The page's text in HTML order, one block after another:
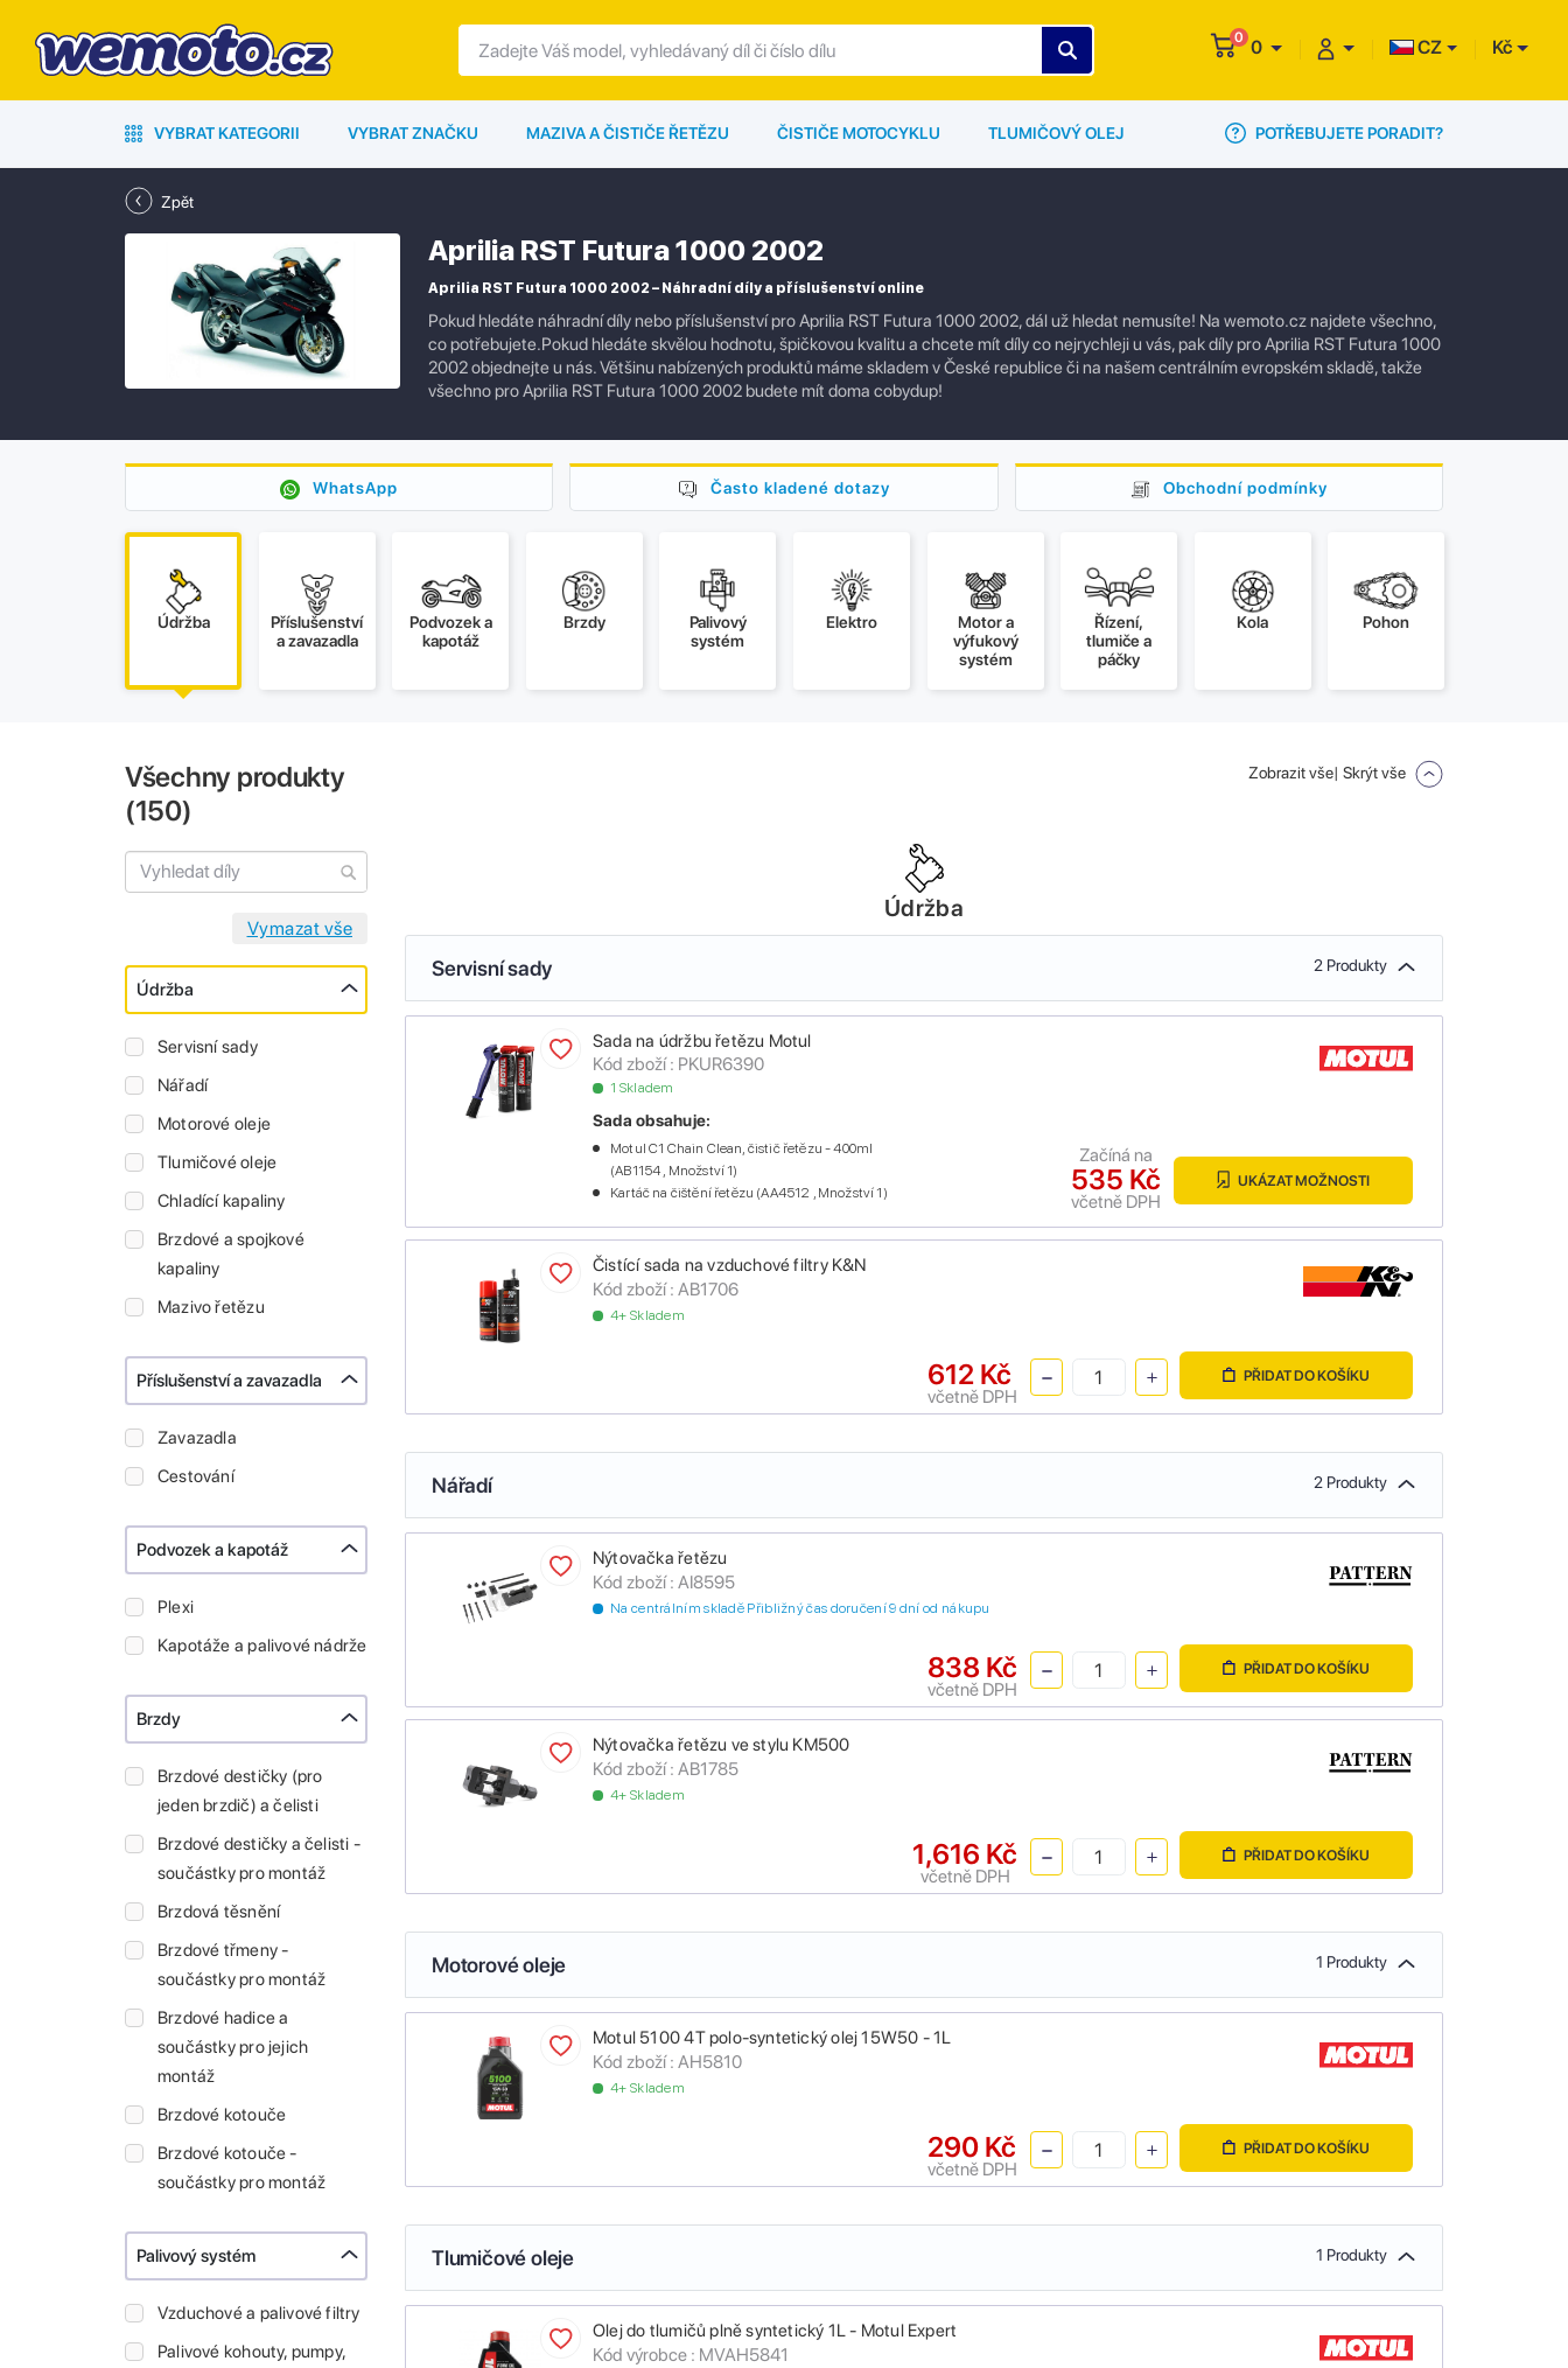
0 0 CZ Kč
VYBRAT KATEGORII VYBRAT ZNAČKU MAZIVA A ČISTIČE ŘETĚZU ČISTIČE MOTOCYKLU TLUMIČOVÝ OLEJ POTŘEBUJETE PORADIT?
Zpět
Aprilia RST Futura 1000 2002
Aprilia RST Futura 1000 2002 – Náhradní díly a příslušenství online
Pokud hledáte náhradní díly nebo příslušenství pro Aprilia RST Futura 1000 2002, dál už hledat nemusíte! Na wemoto.cz najdete všechno,
co potřebujete.Pokud hledáte skvělou hodnotu, špičkovou kvalitu a chcete mít díly co nejrychleji u vás, pak díly pro Aprilia RST Futura 1000
2002 objednejte u nás. Většinu nabízených produktů máme skladem v České republice či na našem centrálním evropském skladě, takže
všechno pro Aprilia RST Futura 1000 2002 budete mít doma cobydup!
WhatsApp Často kladené dotazy Obchodní podmínky
Údržba
Příslušenství
a zavazadla
Podvozek a
kapotáž
Brzdy
Palivový
systém
Elektro
Motor a
výfukový
systém
Řízení,
tlumiče a
páčky
Kola Pohon
Všechny produkty
(150)
Údržba
Servisní sady
Nářadí
Motorové oleje
Tlumičové oleje
Chladící kapaliny
Brzdové a spojkové
kapaliny
Mazivo řetězu
Příslušenství a zavazadla
Zavazadla
Cestování
Podvozek a kapotáž
Plexi
Kapotáže a palivové nádrže
Brzdy
Brzdové destičky (pro
jeden brzdič) a čelisti
Brzdové destičky a čelisti -
součástky pro montáž
Brzdová těsnění
Brzdové třmeny -
součástky pro montáž
Brzdové hadice a
součástky pro jejich
montáž
Brzdové kotouče
Brzdové kotouče -
součástky pro montáž
Palivový systém
Vzduchové a palivové filtry
Palivové kohouty, pumpy,
Zobrazit vše| Skrýt vše
Údržba
Servisní sady 2 Produkty
Sada na údržbu řetězu Motul
Kód zboží : PKUR6390
1 Skladem
Sada obsahuje:
Motul C1 Chain Clean, čistič řetězu - 400ml
(AB1154 , Množství 1)
Kartáč na čištění řetězu (AA4512 , Množství 1)
535 Kč
včetně DPH
Začíná na
UKÁZAT MOŽNOSTI
Čistící sada na vzduchové filtry K&N
Kód zboží : AB1706
4+ Skladem
612 Kč
včetně DPH
PŘIDAT DO KOŠÍKU
Nářadí 2 Produkty
Nýtovačka řetězu
Kód zboží : AI8595
Na centrálním skladě Přibližný čas doručení 9 dní od nákupu
838 Kč
včetně DPH
PŘIDAT DO KOŠÍKU
Nýtovačka řetězu ve stylu KM500
Kód zboží : AB1785
4+ Skladem
1,616 Kč
včetně DPH
PŘIDAT DO KOŠÍKU
Motorové oleje 1 Produkty
Motul 5100 4T polo-syntetický olej 15W50 - 1L
Kód zboží : AH5810
4+ Skladem
290 Kč
včetně DPH
PŘIDAT DO KOŠÍKU
Tlumičové oleje 1 Produkty
Olej do tlumičů plně syntetický 1L - Motul Expert
Kód výrobce : MVAH5841